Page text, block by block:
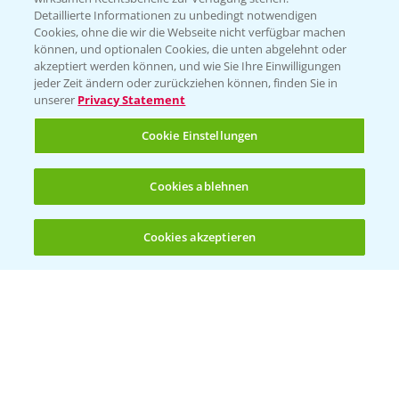
(noch 4)
Folgen Sie uns
Allgemeine Nutzungsbedingungen
Datenschutzerklärung
Impressum
Gebrauchshinweise
© Bayer CropScience Deutschland GmbH
Detaillierte Informationen zu unbedingt notwendigen
Cookies, ohne die wir die Webseite nicht verfügbar machen
können, und optionalen Cookies, die unten abgelehnt oder
akzeptiert werden können, und wie Sie Ihre Einwilligungen
jeder Zeit ändern oder zurückziehen können, finden Sie in
unserer Privacy Statement
Cookie Einstellungen
Cookies ablehnen
Cookies akzeptieren